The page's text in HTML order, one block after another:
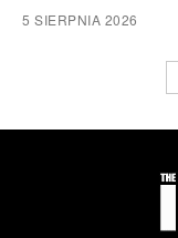
5 SIERPNIA 2026